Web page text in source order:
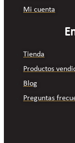
Mi cuenta
Tienda
Productos
Blog
Preguntas